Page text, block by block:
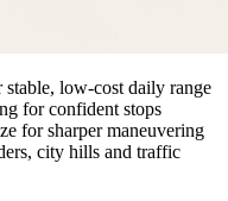
low-cost daily range
for confident stops
for sharper maneuvering
city hills and traffic